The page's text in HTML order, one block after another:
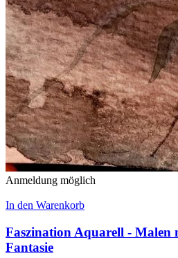
Anmeldung möglich
In den Warenkorb
Faszination Aquarell - Malen
Fantasie